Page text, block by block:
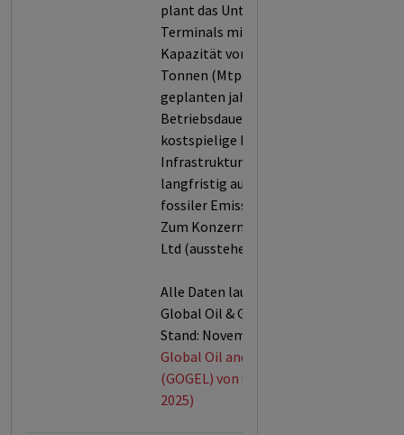
plant das Unternehmen LNG-
Terminals mit einer jährlichen
Kapazität von 15.36 Millionen
Tonnen (Mtpa). Wegen der
geplanten jahrzehntelangen
Betriebsdauer legt der
kostspielige Bau neuer
Infrastruktur die Welt auch
langfristig auf einen Pfad hoher
fossiler Emissionen fest.
Zum Konzern gehört Imperial Oil
Ltd (ausstehende Aktien).
Alle Daten laut der urgewald
Global Oil & Gas Exit List (GOGEL,
Stand: November 2025).
Global Oil and Gas Exit List
(GOGEL) von urgewald (Stand: Nov.
2025)